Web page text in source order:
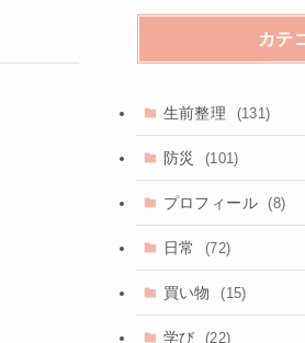
カテ
生前整理 (131)
防災 (101)
プロフィール (8)
日常 (72)
買い物 (15)
学び (22)